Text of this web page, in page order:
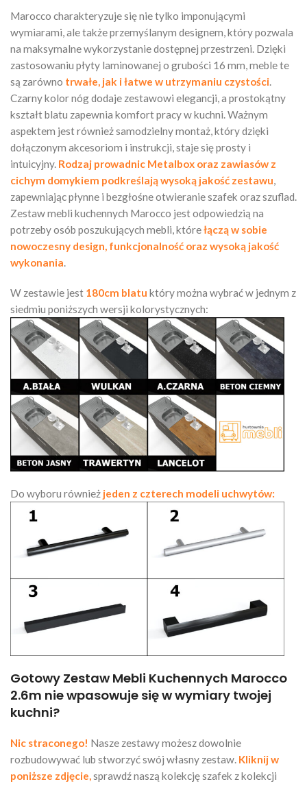
Marocco charakteryzuje się nie tylko imponującymi
wymiarami, ale także przemyślanym designem, który pozwala
na maksymalne wykorzystanie dostępnej przestrzeni. Dzięki
zastosowaniu płyty laminowanej o grubości 16 mm, meble te
są zarówno trwałe, jak i łatwe w utrzymaniu czystości.
Czarny kolor nóg dodaje zestawowi elegancji, a prostokątny
kształt blatu zapewnia komfort pracy w kuchni. Ważnym
aspektem jest również samodzielny montaż, który dzięki
dołączonym akcesoriom i instrukcji, staje się prosty i
intuicyjny. Rodzaj prowadnic Metalbox oraz zawiasów z
cichym domykiem podkreślają wysoką jakość zestawu,
zapewniając płynne i bezgłośne otwieranie szafek oraz szuflad.
Zestaw mebli kuchennych Marocco jest odpowiedzią na
potrzeby osób poszukujących mebli, którełączą w sobie
nowoczesny design, funkcjonalność oraz wysoką jakość
wykonania.
W zestawie jest 180cm blatu który można wybrać w jednym z
siedmiu poniższych wersji kolorystycznych:
Do wyboru również jeden z czterech modeli uchwytów:
Gotowy Zestaw Mebli Kuchennych Marocco
2.6m nie wpasowuje się w wymiary twojej
kuchni?
Nic straconego! Nasze zestawy możesz dowolnie
rozbudowywać lub stworzyć swój własny zestaw. Kliknij w
poniższe zdjęcie,sprawdź naszą kolekcję szafek z kolekcji